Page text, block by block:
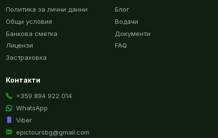
Политика за лични данни
Общи условия
Банкова сметка
Лицензи
Застраховка
Блог
Водачи
Документи
FAQ
Контакти
+359 894 922 014
WhatsApp
Viber
epictoursbg@gmail.com